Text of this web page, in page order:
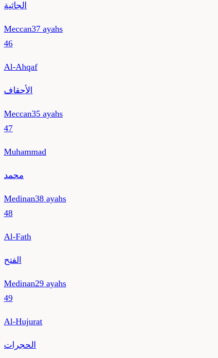
الجاثية
Meccan37 ayahs
46
Al-Ahqaf
الأحقاف
Meccan35 ayahs
47
Muhammad
محمد
Medinan38 ayahs
48
Al-Fath
الفتح
Medinan29 ayahs
49
Al-Hujurat
الحجرات